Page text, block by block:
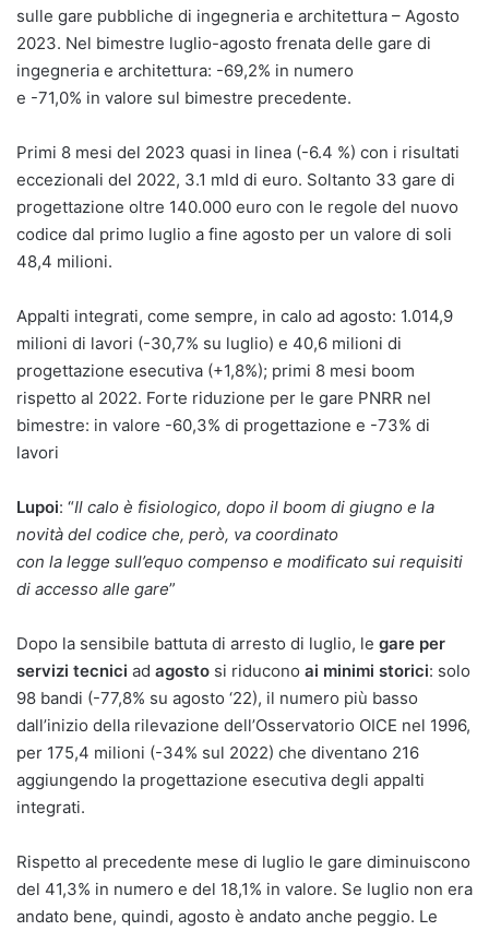
sulle gare pubbliche di ingegneria e architettura – Agosto
2023. Nel bimestre luglio-agosto frenata delle gare di
ingegneria e architettura: -69,2% in numero
e -71,0% in valore sul bimestre precedente.
Primi 8 mesi del 2023 quasi in linea (-6.4 %) con i risultati
eccezionali del 2022, 3.1 mld di euro. Soltanto 33 gare di
progettazione oltre 140.000 euro con le regole del nuovo
codice dal primo luglio a fine agosto per un valore di soli
48,4 milioni.
Appalti integrati, come sempre, in calo ad agosto: 1.014,9
milioni di lavori (-30,7% su luglio) e 40,6 milioni di
progettazione esecutiva (+1,8%); primi 8 mesi boom
rispetto al 2022. Forte riduzione per le gare PNRR nel
bimestre: in valore -60,3% di progettazione e -73% di
lavori
Lupoi: “Il calo è fisiologico, dopo il boom di giugno e la
novità del codice che, però, va coordinato
con la legge sull’equo compenso e modificato sui requisiti
di accesso alle gare”
Dopo la sensibile battuta di arresto di luglio, le gare per
servizi tecnici ad agosto si riducono ai minimi storici: solo
98 bandi (-77,8% su agosto ‘22), il numero più basso
dall’inizio della rilevazione dell’Osservatorio OICE nel 1996,
per 175,4 milioni (-34% sul 2022) che diventano 216
aggiungendo la progettazione esecutiva degli appalti
integrati.
Rispetto al precedente mese di luglio le gare diminuiscono
del 41,3% in numero e del 18,1% in valore. Se luglio non era
andato bene, quindi, agosto è andato anche peggio. Le